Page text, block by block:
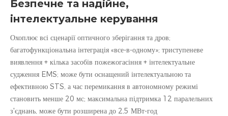
Безпечне та надійне,
інтелектуальне керування
Охоплює всі сценарії оптичного зберігання та дров;
багатофункціональна інтеграція «все-в-одному»; триступеневе
виявлення + кілька засобів пожежогасіння + інтелектуальне
судження EMS; може бути оснащений інтелектуальною та
ефективною STS, а час перемикання в автономному режимі
становить менше 20 мс; максимальна підтримка 12 паралельних
з'єднань, може бути розширена до 2,5 МВт-год